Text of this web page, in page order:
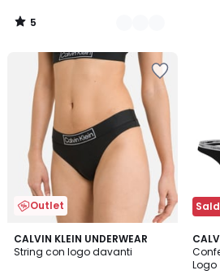
5
/
Outlet
CALVIN KLEIN UNDERWEAR
String con logo davanti
Logo